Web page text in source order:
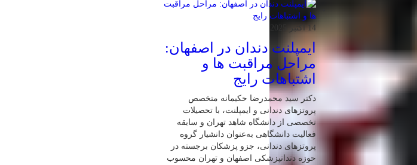
14 اکتبر 2025
ایمپلنت دندان در اصفهان:
مراحل مراقبت ها و
اشتباهات رایج
دکتر سید محمدرضا حکیمانه متخصص
پروتزهای دندانی و ایمپلنت، با تحصیلات
تخصصی از دانشگاه شاهد تهران و سابقه
فعالیت دانشگاهی به‌عنوان دانشیار گروه
پروتزهای دندانی، جزو پزشکان برجسته در
حوزه دندانپزشکی اصفهان و تهران محسوب